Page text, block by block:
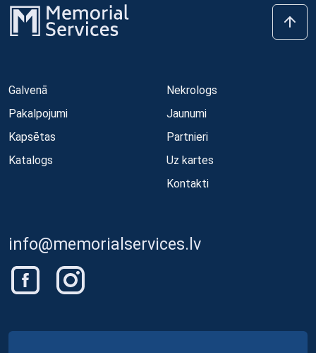
Galvenā
Pakalpojumi
Kapsētas
Katalogs
Nekrologs
Jaunumi
Partnieri
Uz kartes
Kontakti
info@memorialservices.lv